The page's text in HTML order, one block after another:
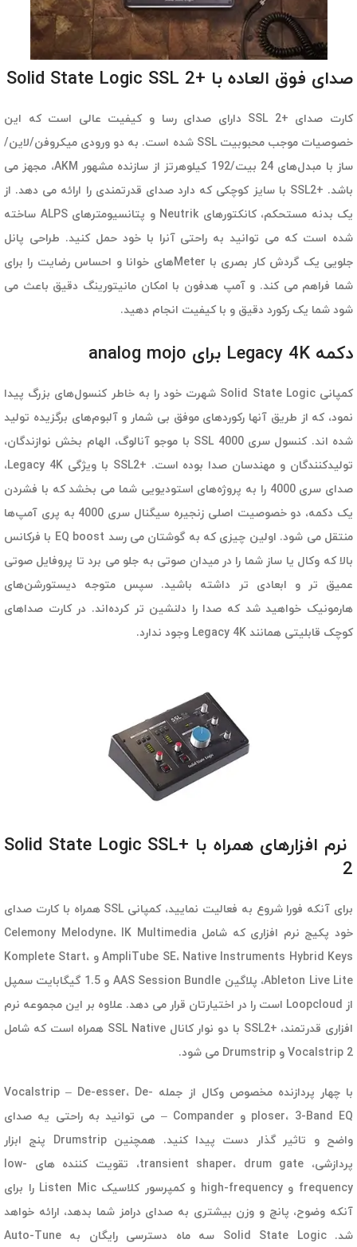
صدای فوق العاده با +Solid State Logic SSL 2
کارت صدای +SSL 2 دارای صدای رسا و کیفیت عالی است که این
خصوصیات موجب محبوبیت SSL شده است. به دو ورودی میکروفن/لاین/
ساز با مبدل‌های 24 بیت/192 کیلوهرتز از سازنده مشهور AKM، مجهز می
باشد. +SSL2 با سایز کوچکی که دارد صدای قدرتمندی را ارائه می دهد. از
یک بدنه مستحکم، کانکتورهای Neutrik و پتانسیومترهای ALPS ساخته
شده است که می توانید به راحتی آنرا با خود حمل کنید. طراحی پانل
جلویی یک گردش کار بصری با Meterهای خوانا و احساس رضایت را برای
شما فراهم می کند. و آمپ هدفون با امکان مانیتورینگ دقیق باعث می
شود شما یک رکورد دقیق و با کیفیت انجام دهید.
دکمه Legacy 4K برای analog mojo
کمپانی Solid State Logic شهرت خود را به خاطر کنسول‌های بزرگ پیدا
نمود، که از طریق آنها رکوردهای موفق بی شمار و آلبوم‌های برگزیده تولید
شده اند. کنسول سری SSL 4000 با موجو آنالوگ، الهام بخش نوازندگان،
تولیدکنندگان و مهندسان صدا بوده است. +SSL2 با ویژگی Legacy 4K،
صدای سری 4000 را به پروژه‌های استودیویی شما می بخشد که با فشردن
یک دکمه، دو خصوصیت اصلی زنجیره سیگنال سری 4000 به پری آمپ‌ها
منتقل می شود. اولین چیزی که به گوشتان می رسد EQ boost با فرکانس
بالا که وکال یا ساز شما را در میدان صوتی به جلو می برد تا پروفایل صوتی
عمیق تر و ابعادی تر داشته باشید. سپس متوجه دیستورشن‌های
هارمونیک خواهید شد که صدا را دلنشین تر کرده‌اند. در کارت صداهای
کوچک قابلیتی همانند Legacy 4K وجود ندارد.
نرم افزارهای همراه با +Solid State Logic SSL
2
برای آنکه فورا شروع به فعالیت نمایید، کمپانی SSL همراه با کارت صدای
خود پکیج نرم افزاری که شامل Celemony Melodyne، IK Multimedia
AmpliTube SE، Native Instruments Hybrid Keys و Komplete Start،
Ableton Live Lite، پلاگین AAS Session Bundle و 1.5 گیگابایت سمپل
از Loopcloud است را در اختیارتان قرار می دهد. علاوه بر این مجموعه نرم
افزاری قدرتمند، +SSL2 با دو نوار کانال SSL Native همراه است که شامل
Vocalstrip 2 و Drumstrip می شود.
با چهار پردازنده مخصوص وکال از جمله Vocalstrip – De-esser، De-
ploser، 3-Band EQ و Compander – می توانید به راحتی یه صدای
واضح و تاثیر گذار دست پیدا کنید. همچنین Drumstrip پنج ابزار
پردازشی، transient shaper، drum gate، تقویت کننده های low-
frequency و high-frequency و کمپرسور کلاسیک Listen Mic را برای
آنکه وضوح، پانچ و وزن بیشتری به صدای درامز شما بدهد، ارائه خواهد
شد. Solid State Logic سه ماه دسترسی رایگان به Auto-Tune